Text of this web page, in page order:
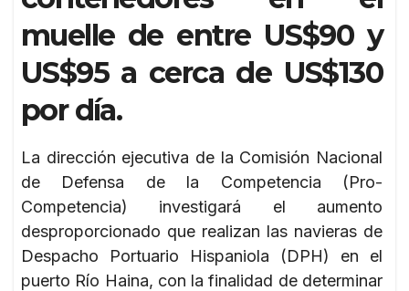
muelle de entre US$90 y
US$95 a cerca de US$130
por día.
La dirección ejecutiva de la Comisión Nacional
de Defensa de la Competencia (Pro-
Competencia) investigará el aumento
desproporcionado que realizan las navieras de
Despacho Portuario Hispaniola (DPH) en el
puerto Río Haina, con la finalidad de determinar